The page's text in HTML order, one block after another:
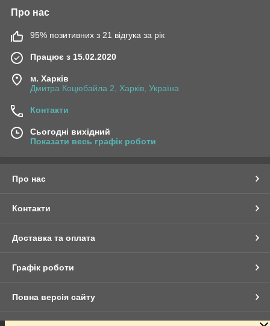
Про нас
95% позитивних з 21 відгука за рік
Працює з 15.02.2020
м. Харків
Дмитра Коцюбайла 2, Харків, Україна
Контакти
Сьогодні вихідний
Показати весь графік роботи
Про нас
Контакти
Доставка та оплата
Графік роботи
Повна версія сайту